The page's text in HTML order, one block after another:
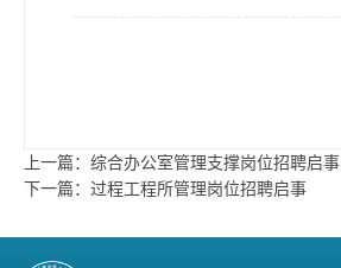
上一篇：综合办公室管理支撑岗位招聘启事
下一篇：过程工程所管理岗位招聘启事